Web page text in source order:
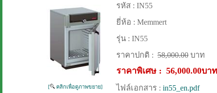
[ คลิกเพื่อดูภาพขยาย]
รหัส : IN55
ยี่ห้อ : Memmert
รุ่น : IN55
ราคาปกติ : 58,000.00 บาท
ราคาพิเศษ : 56,000.00บาท
ไฟล์เอกสาร : in55_en.pdf